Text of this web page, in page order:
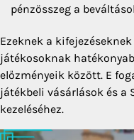
pénzösszeg a
Ezeknek a
játékosoknak
előzményeik között. E
játékbeli vásárlások és a
kezeléséhez.